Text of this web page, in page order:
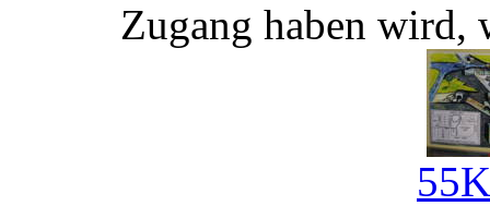
Zugang haben wird,